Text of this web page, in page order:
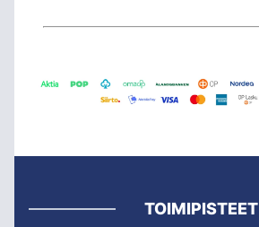
TOIMIPISTEET